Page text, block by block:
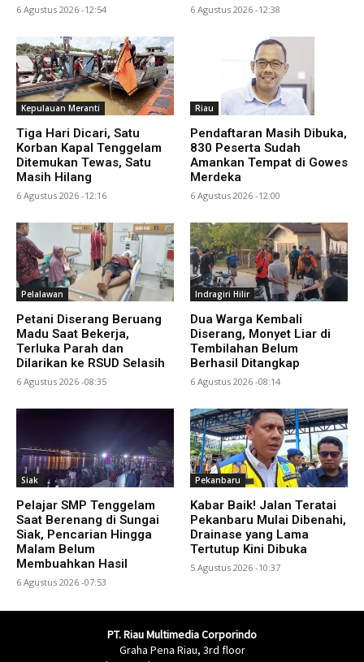
6 Agustus 2026 -12:54 6 Agustus 2026 -12:38
Kepulauan Meranti
Tiga Hari Dicari, Satu
Korban Kapal Tenggelam
Ditemukan Tewas, Satu
Masih Hilang
6 Agustus 2026 -12:16
Riau
Pendaftaran Masih Dibuka,
830 Peserta Sudah
Amankan Tempat di Gowes
Merdeka
6 Agustus 2026 -12:00
Pelalawan
Petani Diserang Beruang
Madu Saat Bekerja,
Terluka Parah dan
Dilarikan ke RSUD Selasih
6 Agustus 2026 -08:35
Indragiri Hilir
Dua Warga Kembali
Diserang, Monyet Liar di
Tembilahan Belum
Berhasil Ditangkap
6 Agustus 2026 -08:14
Siak
Pelajar SMP Tenggelam
Saat Berenang di Sungai
Siak, Pencarian Hingga
Malam Belum
Membuahkan Hasil
6 Agustus 2026 -07:53
Pekanbaru
Kabar Baik! Jalan Teratai
Pekanbaru Mulai Dibenahi,
Drainase yang Lama
Tertutup Kini Dibuka
5 Agustus 2026 -10:37
PT. Riau Multimedia Corporindo
Graha Pena Riau, 3rd floor